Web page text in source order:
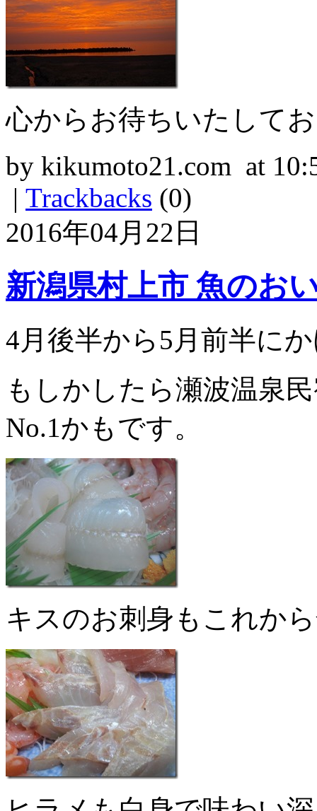
心からお待ちいたして
by kikumoto21.com at
| Trackbacks (0)
2016年04月22日
新潟県村上市 魚のお
4月後半から5月前半に
もしかしたら瀬波温泉
No.1かもです。
キスのお刺身もこれか